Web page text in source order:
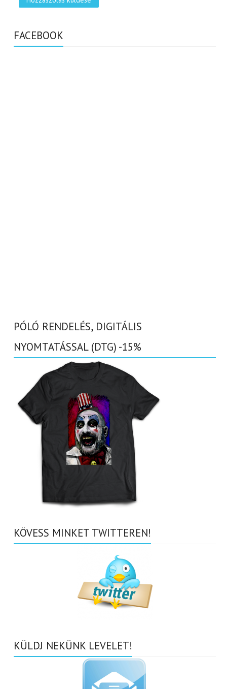
FACEBOOK
PÓLÓ RENDELÉS, DIGITÁLIS
NYOMTATÁSSAL (DTG) -15%
KÖVESS MINKET TWITTEREN!
KÜLDJ NEKÜNK LEVELET!